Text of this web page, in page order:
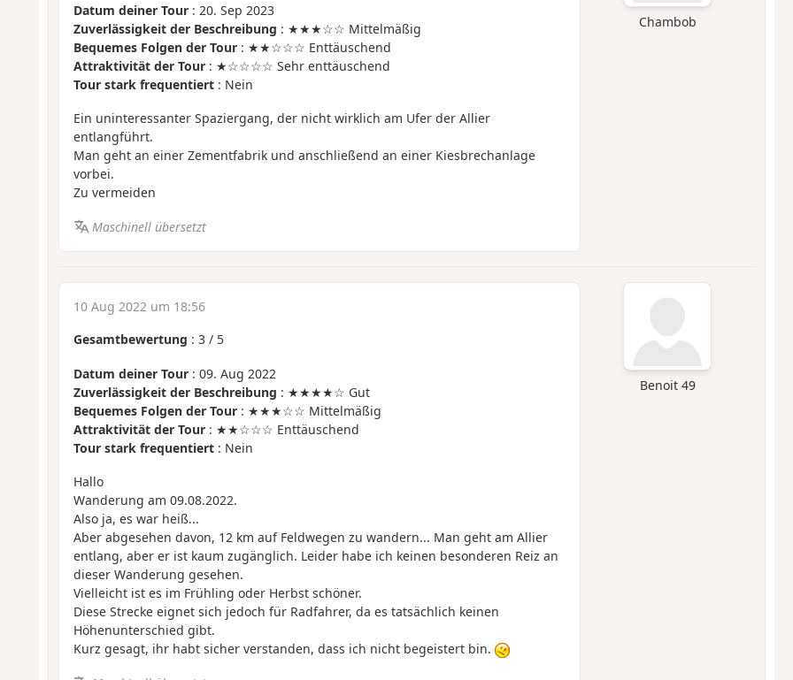
Chambob
Datum deiner Tour: 20. Sep 2023
Zuverlässigkeit der Beschreibung : ★★★☆☆ Mittelmäßig
Bequemes Folgen der Tour: ★★☆☆☆ Enttäuschend
Attraktivität der Tour: ★☆☆☆☆ Sehr enttäuschend
Tour stark frequentiert: Nein
Ein uninteressanter Spaziergang, der nicht wirklich am Ufer der Allier
entlangführt.
Man geht an einer Zementfabrik und anschließend an einer Kiesbrechanlage
vorbei.
Zu vermeiden
Maschinell übersetzt
Benoit 49
10 Aug 2022 um 18:56
Gesamtbewertung : 3/ 5
Datum deiner Tour: 09. Aug 2022
Zuverlässigkeit der Beschreibung : ★★★★☆ Gut
Bequemes Folgen der Tour: ★★★☆☆ Mittelmäßig
Attraktivität der Tour: ★★☆☆☆ Enttäuschend
Tour stark frequentiert: Nein
Hallo
Wanderung am 09.08.2022.
Also ja, es war heiß...
Aber abgesehen davon, 12 km auf Feldwegen zu wandern... Man geht am Allier
entlang, aber er ist kaum zugänglich. Leider habe ich keinen besonderen Reiz an
dieser Wanderung gesehen.
Vielleicht ist es im Frühling oder Herbst schöner.
Diese Strecke eignet sich jedoch für Radfahrer, da es tatsächlich keinen
Höhenunterschied gibt.
Kurz gesagt, ihr habt sicher verstanden, dass ich nicht begeistert bin.